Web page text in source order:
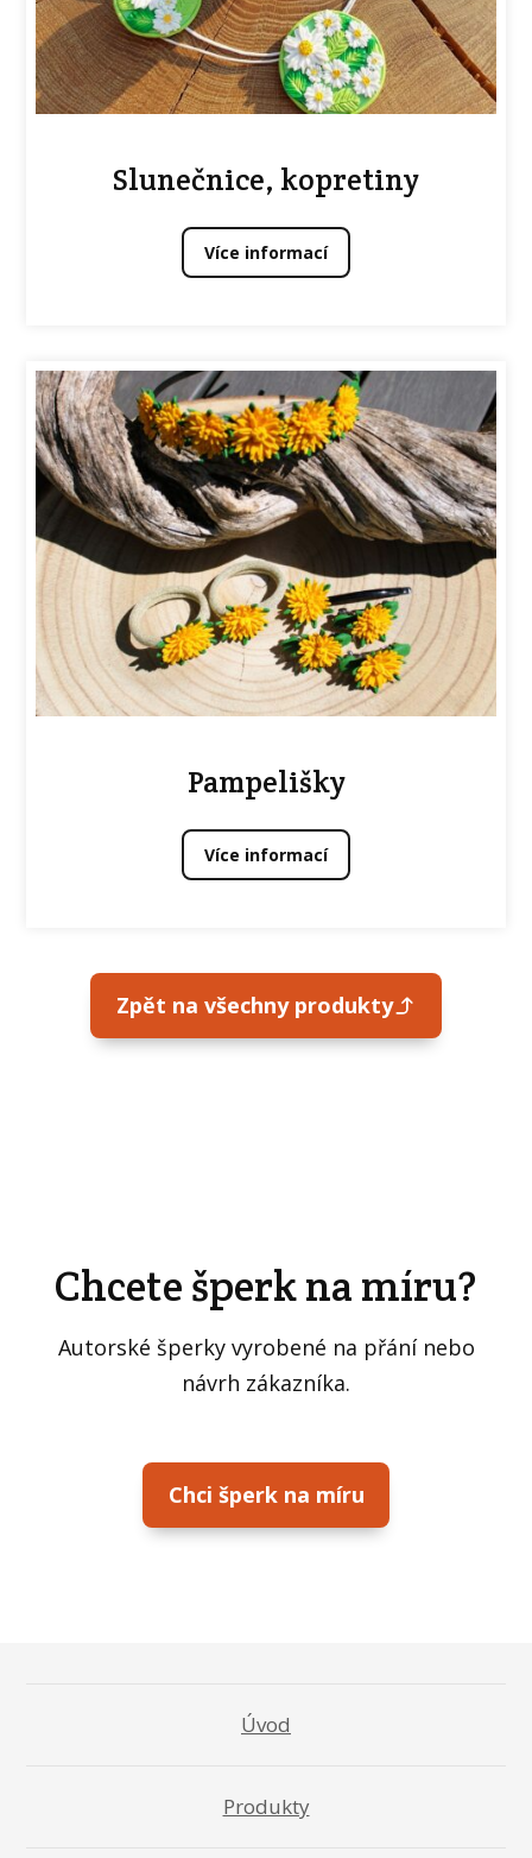
Slunečnice, kopretiny
Více informací
Pampelišky
Více informací
Zpět na všechny produkty
Chcete šperk na míru?
Autorské šperky vyrobené na přání nebo
návrh zákazníka.
Chci šperk na míru
Úvod
Produkty